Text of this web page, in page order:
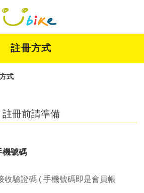
註冊方式
式
註冊前請準備
機號碼
收驗證碼 ( 手機號碼即是會員帳